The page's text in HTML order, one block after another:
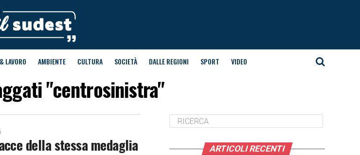
LAVORO AMBIENTE CULTURA SOCIETÀ DALLE REGIONI SPORT VIDEO
"centrosinistra"
della stessa medaglia ARTICOLI RECENTI